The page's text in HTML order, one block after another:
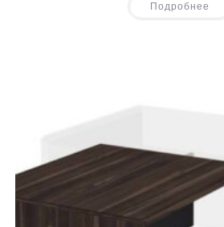
Подробнее